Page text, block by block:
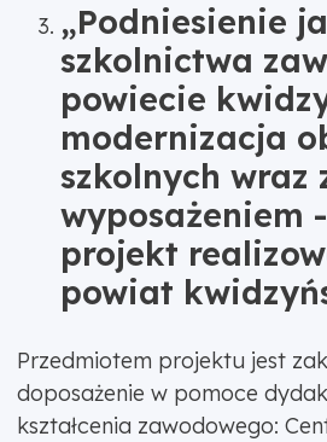
„Podniesienie
szkolnictwa
powiecie
modernizacja
szkolnych wraz
wyposażeniem
projekt
powiat
Przedmiotem projektu jest
doposażenie w pomoce
kształcenia zawodowego: